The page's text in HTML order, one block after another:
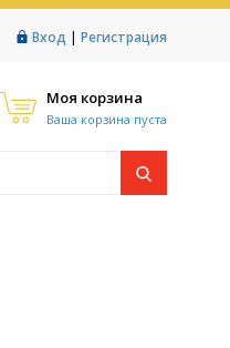
Вход | Регистрация
Моя корзина
Ваша корзина пуста